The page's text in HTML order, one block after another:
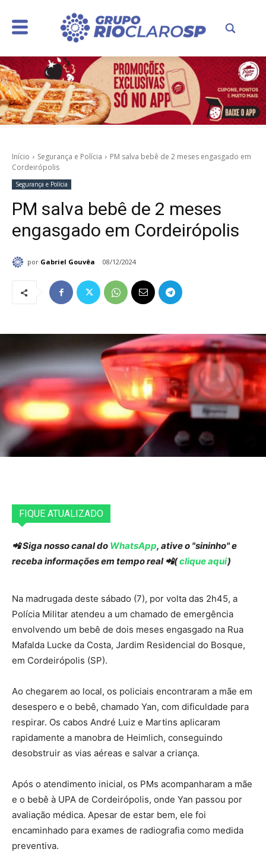
Início Segurança e Polícia
PM salva bebê de 2 meses engasgado em
Cordeirópolis
Segurança e Polícia
PM salva bebê de 2 meses
engasgado em Cordeirópolis
por Gabriel Gouvêa 08/12/2024
FIQUE ATUALIZADO
📲 Siga nosso canal do WhatsApp, ative o "sininho" e
receba informações em tempo real 📲(clique aqui)
Na madrugada deste sábado (7), por volta das 2h45, a
Polícia Militar atendeu a um chamado de emergência
envolvendo um bebê de dois meses engasgado na Rua
Mafalda Lucke da Costa, Jardim Residencial do Bosque,
em Cordeirópolis (SP).
Ao chegarem ao local, os policiais encontraram a mãe em
desespero e o bebê, chamado Yan, com dificuldade para
respirar. Os cabos André Luiz e Martins aplicaram
rapidamente a manobra de Heimlich, conseguindo
desobstruir as vias aéreas e salvar a criança.
Após o atendimento inicial, os PMs acompanharam a mãe
e o bebê à UPA de Cordeirópolis, onde Yan passou por
avaliação médica. Apesar de estar bem, ele foi
encaminhado para exames de radiografia como medida
preventiva.